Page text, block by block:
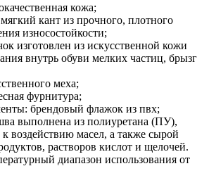
кожа;
кант из прочного, плотного
износостойкости;
изготовлен из искусственной кожи
внутрь обуви мелких частиц, брызг
меха;
фурнитура;
брендовый флажок из пвх;
выполнена из полиуретана (ПУ),
к воздействию масел, а также сырой
растворов кислот и щелочей.
диапазон использования от